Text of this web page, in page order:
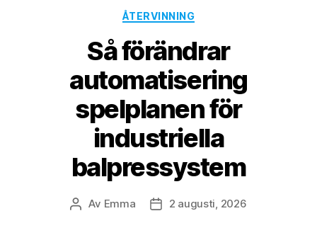
Kategorier
ÅTERVINNING
Så förändrar
automatisering
spelplanen för
industriella
balpressystem
Inläggsförfattare
Av Emma Inläggsdatum
2 augusti, 2026